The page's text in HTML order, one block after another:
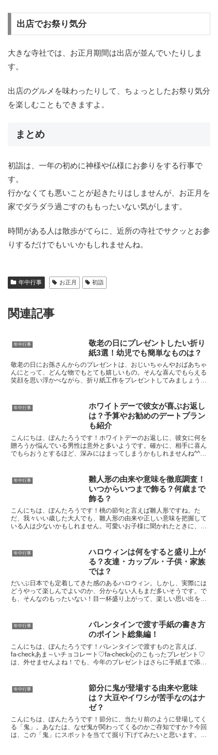
出店でお祭り気分
大きな寺社では、お正月期間は出店が並んでいたりしま
す。
出店のグルメを味わったりして、ちょっとしたお祭り気分
を楽しむこともできますよ。
まとめ
初詣は、一年の初めに神様や仏様にお参りをする行事で
す。
行かなくても悪いことが起きたりはしませんが、お正月を
家でダラダラ過ごすのももったいない気がします。
時間がある人は散歩がてらに、近所の寺社でサクッとお参
りするだけでもいいかもしれませんね。
年中行事 お正月 初詣
関連記事
年中行事
敬老の日にプレゼントしたい折り
紙3選！幼児でも簡単なものは？
敬老の日にお孫さんからのプレゼントは、おじいちゃんやおばあちゃ
んにとって、どんな物でもとても嬉しいもの。そんな喜んでもらえる
笑顔を思い浮かべながら、折り紙工作をプレゼントしてみましょう！
年中行事
ホワイトデーで彼女が喜ぶお返し
は？予算やお勧めのデートプラン
も紹介
こんにちは、ぽんたろうです！ホワイトデーのお返しに、彼女に何を
贈ろうか悩んでいる男性は意外と多いようです。確かに、相手に喜ん
でもらおうとするほど、深みにはまってしまうかもしれませんね^^今
年中行事
雛人形の由来や意味を徹底調査！
いつからいつまで飾る？何歳まで
飾る？
こんにちは、ぽんたろうです！桃の節句と言えば雛人形ですね。た
だ、我々いい歳した大人でも、雛人形の由来や正しい意味を把握して
いる人は少ないかもしれません。可愛いお子様に聞かれたときに、ハ
年中行事
ハロウィンは何をすると盛り上が
る？友達・カップル・子供・家族
では？
だいぶ日本でも定着してきた感のあるハロウィン。しかし、実際には
どうやって楽しんでよいのか、分からない人もまだ多いそうです。で
も、そんなのもったいない！目一杯盛り上がって、楽しい思い出を作
年中行事
バレンタインで渡す手紙の書き方
のポイント総集編！
こんにちは、ぽんたろうです！バレンタインで渡すものと言えば、
fa-checkあま～いチョコレート♡fa-check心のこもったプレゼント♡
は、外せませんよね！でも、今年のプレゼントはさらに手紙まで添え
年中行事
節分に鬼が登場する由来や意味
は？大豆やイワシが苦手なのはナ
ゼ？
こんにちは、ぽんたろうです！節分に、当たり前のように登場してく
る「鬼」。あなたは、なぜ鬼が関わってくるのかご存知ですか？今回
は、この「鬼」にスポットを当てて掘り下げてみたいと思います。節